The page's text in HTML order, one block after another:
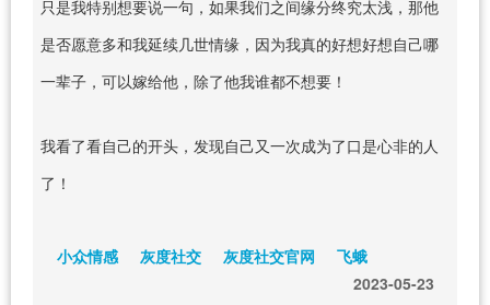
只是我特别想要说一句，如果我们之间缘分终究太浅，那他
是否愿意多和我延续几世情缘，因为我真的好想好想自己哪
一辈子，可以嫁给他，除了他我谁都不想要！
我看了看自己的开头，发现自己又一次成为了口是心非的人
了！
小众情感 灰度社交 灰度社交官网
飞蛾
2023-05-23